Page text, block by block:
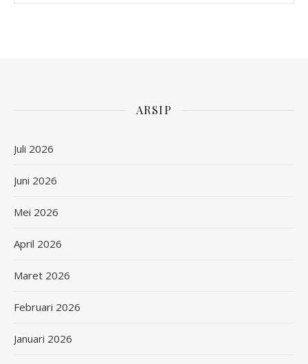
ARSIP
Juli 2026
Juni 2026
Mei 2026
April 2026
Maret 2026
Februari 2026
Januari 2026